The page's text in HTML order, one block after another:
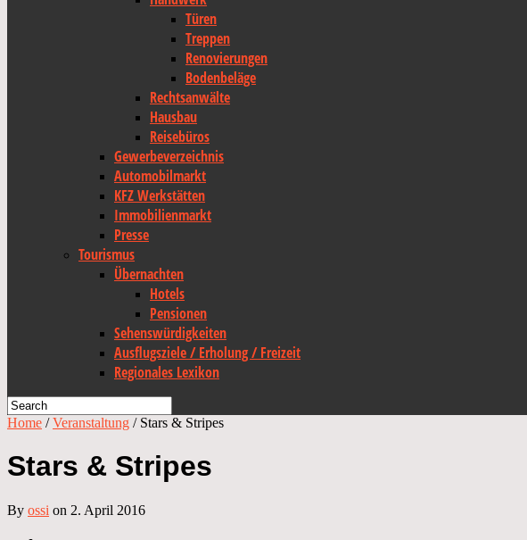
Türen
Treppen
Renovierungen
Bodenbeläge
Rechtsanwälte
Hausbau
Reisebüros
Gewerbeverzeichnis
Automobilmarkt
KFZ Werkstätten
Immobilienmarkt
Presse
Tourismus
Übernachten
Hotels
Pensionen
Sehenswürdigkeiten
Ausflugsziele / Erholung / Freizeit
Regionales Lexikon
Home /Veranstaltung / Stars & Stripes
Stars & Stripes
By ossi on 2. April 2016